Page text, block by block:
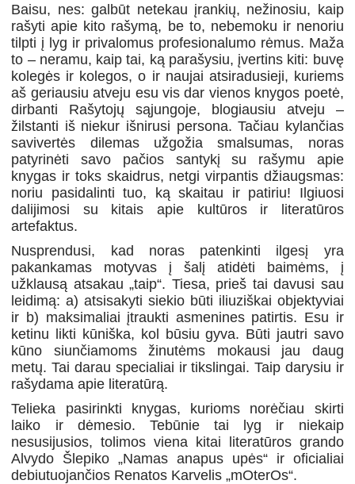
Baisu, nes: galbūt netekau įrankių, nežinosiu, kaip
rašyti apie kito rašymą, be to, nebemoku ir nenoriu
tilpti į lyg ir privalomus profesionalumo rėmus. Maža
to – neramu, kaip tai, ką parašysiu, įvertins kiti: buvę
kolegės ir kolegos, o ir naujai atsiradusieji, kuriems
aš geriausiu atveju esu vis dar vienos knygos poetė,
dirbanti Rašytojų sąjungoje, blogiausiu atveju –
žilstanti iš niekur išnirusi persona. Tačiau kylančias
savivertės dilemas užgožia smalsumas, noras
patyrinėti savo pačios santykį su rašymu apie
knygas ir toks skaidrus, netgi virpantis džiaugsmas:
noriu pasidalinti tuo, ką skaitau ir patiriu! Ilgiuosi
dalijimosi su kitais apie kultūros ir literatūros
artefaktus.
Nusprendusi, kad noras patenkinti ilgesį yra
pakankamas motyvas į šalį atidėti baimėms, į
užklausą atsakau „taip“. Tiesa, prieš tai davusi sau
leidimą: a) atsisakyti siekio būti iliuziškai objektyviai
ir b) maksimaliai įtraukti asmenines patirtis. Esu ir
ketinu likti kūniška, kol būsiu gyva. Būti jautri savo
kūno siunčiamoms žinutėms mokausi jau daug
metų. Tai darau specialiai ir tikslingai. Taip darysiu ir
rašydama apie literatūrą.
Telieka pasirinkti knygas, kurioms norėčiau skirti
laiko ir dėmesio. Tebūnie tai lyg ir niekaip
nesusijusios, tolimos viena kitai literatūros grando
Alvydo Šlepiko „Namas anapus upės“ ir oficialiai
debiutuojančios Renatos Karvelis „mOterOs“.